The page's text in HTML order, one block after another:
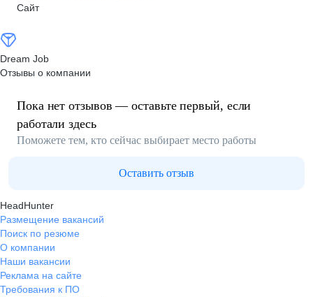
Сайт
Dream Job
Отзывы о компании
Пока нет отзывов — оставьте первый, если
работали здесь
Поможете тем, кто сейчас выбирает место работы
Оставить отзыв
HeadHunter
Размещение вакансий
Поиск по резюме
О компании
Наши вакансии
Реклама на сайте
Требования к ПО